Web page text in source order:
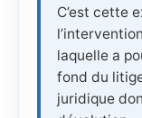
C’est cette
laquelle a
fond du
juridique